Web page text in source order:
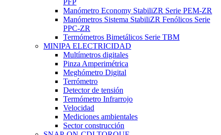
Manómetro Economy StabiliZR Serie PEM-ZR
Manómetros Sistema StabiliZR Fenólicos Serie
PPC-ZR
Termómetros Bimetálicos Serie TBM
MINIPA ELECTRICIDAD
Multímetros digitales
Pinza Amperimétrica
Meghómetro Digital
Terrómetro
Detector de tensión
Termómetro Infrarrojo
Velocidad
Mediciones ambientales
Sector construcción